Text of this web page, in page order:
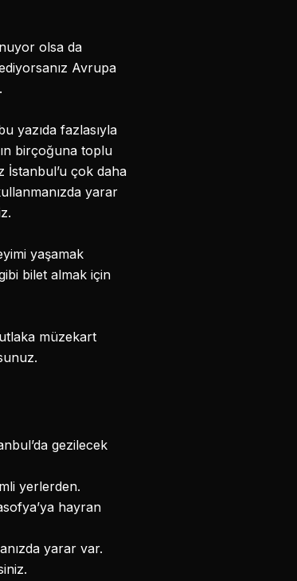
olsa da
Avrupa
yazıda fazlasıyla
birçoğuna toplu
İstanbul’u çok daha
yarar
yaşamak
bilet almak için
müzekart
gezilecek
yerlerden.
hayran
yarar var.